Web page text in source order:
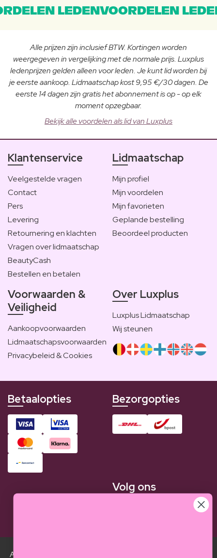
LEDENVOORDELEN
Alle prijzen zijn inclusief BTW. Kortingen worden
weergegeven in vergelijking met de normale prijs. Luxplus
ledenprijzen gelden alleen voor leden. Je kunt lid worden bij
je eerste aankoop. Lidmaatschap kost 9,95 €/30 dagen. De
eerste 14 dagen zijn gratis het abonnement is op - op elk
moment opzegbaar.
Bekijk alle voordelen als lid van Luxplus
Klantenservice
Veelgestelde vragen
Contact
Pers
Levering
Retournering en klachten
Vragen over lidmaatschap
BeautyCash
Bestellen en betalen
Lidmaatschap
Mijn profiel
Mijn voordelen
Mijn favorieten
Geplande bestelling
Beoordeel producten
Voorwaarden &
Veiligheid
Aankoopvoorwaarden
Lidmaatschapsvoorwaarden
Privacybeleid & Cookies
Over Luxplus
Luxplus Lidmaatschap
Wij steunen
Betaalopties Bezorgopties
Volg ons
Alle Luxplus ledenprijzen zijn weergegeven in vergelijking